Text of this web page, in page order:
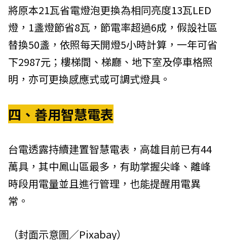
將原本21瓦省電燈泡更換為相同亮度13瓦LED
燈，1盞燈節省8瓦，節電率超過6成，假設社區
替換50盞，依照每天開燈5小時計算，一年可省
下2987元；樓梯間、梯廳、地下室及停車格照
明，亦可更換感應式或可調式燈具。
四、善用智慧電表
台電透露持續建置智慧電表，高雄目前已有44
萬具，其中鳳山區最多，有助掌握尖峰、離峰
時段用電量並且進行管理，也能提醒用電異
常。
（封面示意圖／Pixabay）